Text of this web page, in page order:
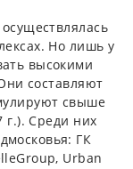
Но лишь у
высокими
составляют
свыше
г.). Среди них
ГК
Urban